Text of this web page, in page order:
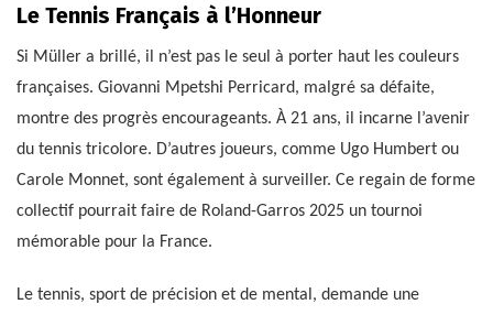
Le Tennis Français à l’Honneur
Si Müller a brillé, il n’est pas le seul à porter haut les couleurs
françaises. Giovanni Mpetshi Perricard, malgré sa défaite,
montre des progrès encourageants. À 21 ans, il incarne l’avenir
du tennis tricolore. D’autres joueurs, comme Ugo Humbert ou
Carole Monnet, sont également à surveiller. Ce regain de forme
collectif pourrait faire de Roland-Garros 2025 un tournoi
mémorable pour la France.
Le tennis, sport de précision et de mental, demande une